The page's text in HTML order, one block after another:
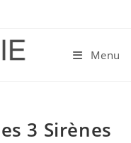
Menu
3 Sirènes